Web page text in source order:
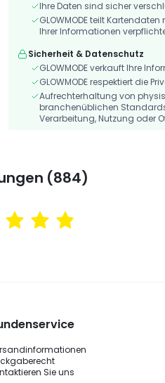
Ihre Daten sind sicher
GLOWMODE teilt
Ihrer Informationen
Sicherheit & Datenschutz
GLOWMODE verkauft Ihre
GLOWMODE respektiert die
Aufrechterhaltung von
branchenüblichen
Verarbeitung, Nutzung oder
(884)
Sie uns